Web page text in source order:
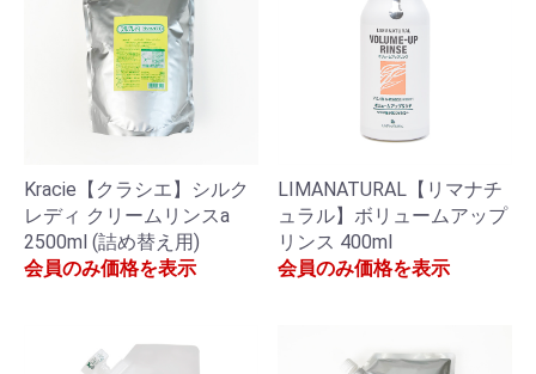
Kracie【クラシエ】シルク
レディ クリームリンスa
2500ml (詰め替え用)
会員のみ価格を表示
LIMANATURAL【リマナチ
ュラル】ボリュームアップ
リンス 400ml
会員のみ価格を表示